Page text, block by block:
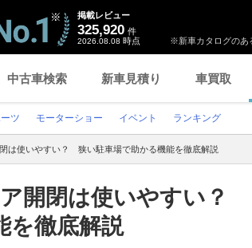
※新車カタログのあ
掲載レビュー
325,920 件
2026.08.08 時点
中古車検索 新車見積り 車買取
ツ モーターショー イベント ランキング
は使いやすい？ 狭い駐車場で助かる機能を徹底解説
開閉は使いやすい？
を徹底解説